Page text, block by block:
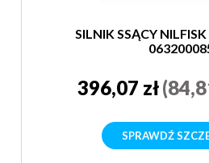
SILNIK SSĄCY
396,07 zł
SPRAWDŹ